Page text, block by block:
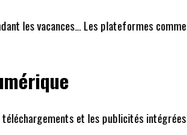
les vacances… Les plateformes
et les publicités intégrées